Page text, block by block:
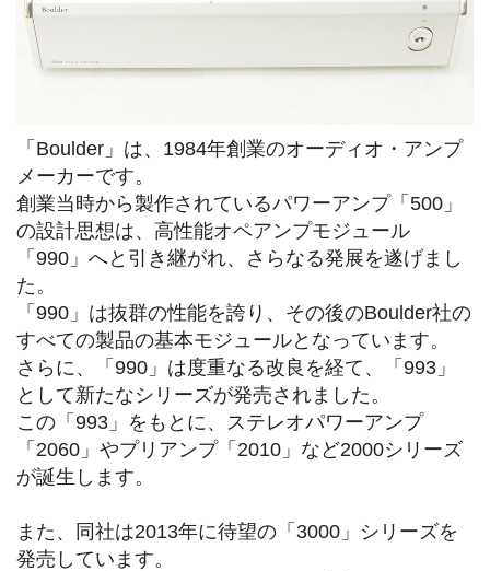
「Boulder」は、1984年創業のオーディオ・アンプ
メーカーです。
創業当時から製作されているパワーアンプ「500」
の設計思想は、高性能オペアンプモジュール
「990」へと引き継がれ、さらなる発展を遂げまし
た。
「990」は抜群の性能を誇り、その後のBoulder社の
すべての製品の基本モジュールとなっています。
さらに、「990」は度重なる改良を経て、「993」
として新たなシリーズが発売されました。
この「993」をもとに、ステレオパワーアンプ
「2060」やプリアンプ「2010」など2000シリーズ
が誕生します。
また、同社は2013年に待望の「3000」シリーズを
発売しています。